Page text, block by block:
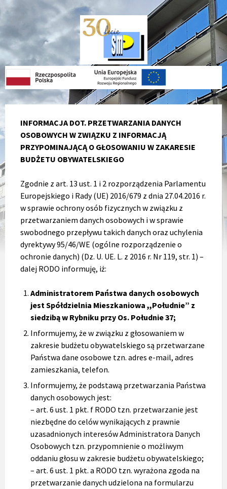
Skip
to
Skip
to
Skip
to
INFORMACJA DOT. PRZETWARZANIA DANYCH
OSOBOWYCH W ZWIĄZKU Z INFORMACJĄ
PRZYPOMINAJĄCĄ O GŁOSOWANIU W ZAKARESIE
BUDŻETU OBYWATELSKIEGO
Zgodnie z art. 13 ust. 1 i 2 rozporządzenia Parlamentu
Europejskiego i Rady (UE) 2016/679 z dnia 27.04.2016 r.
w sprawie ochrony osób fizycznych w związku z
przetwarzaniem danych osobowych i w sprawie
swobodnego przepływu takich danych oraz uchylenia
dyrektywy 95/46/WE (ogólne rozporządzenie o
ochronie danych) (Dz. U. UE. L. z 2016 r. Nr 119, str. 1) –
dalej RODO informuję, iż:
Administratorem Państwa danych osobowych
jest Spółdzielnia Mieszkaniowa ,,Południe” z
siedzibą w Rybniku przy Os. Południe 37;
Informujemy, że w związku z głosowaniem w
zakresie budżetu obywatelskiego są przetwarzane
Państwa dane osobowe tzn. adres e-mail, adres
zamieszkania, telefon.
Informujemy, że podstawą przetwarzania Państwa
danych osobowych jest:
– art. 6 ust. 1 pkt. f RODO tzn. przetwarzanie jest
niezbędne do celów wynikających z prawnie
uzasadnionych interesów Administratora Danych
Osobowych tzn. przypomnienie o możliwym
oddaniu głosu w zakresie budżetu obywatelskiego;
– art. 6 ust. 1 pkt. a RODO tzn. wyrażona zgoda na
przetwarzanie danych udzielona na formularzu